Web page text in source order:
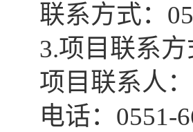
联系方式：
3.项目联系方
项目联系人
电话： 0551-